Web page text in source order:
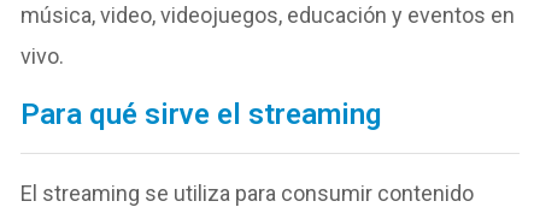
música, video, videojuegos, educación y eventos en
vivo.
Para qué sirve el streaming
El streaming se utiliza para consumir contenido